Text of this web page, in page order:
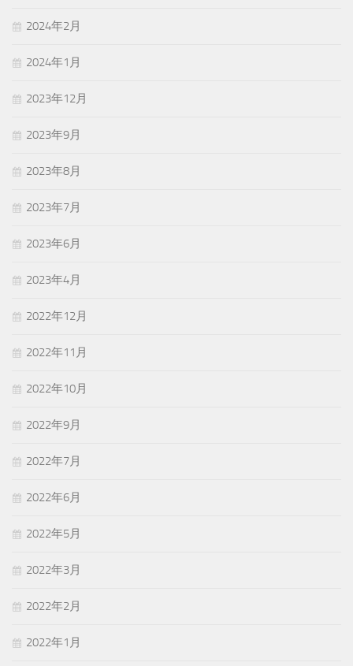
2024年2月
2024年1月
2023年12月
2023年9月
2023年8月
2023年7月
2023年6月
2023年4月
2022年12月
2022年11月
2022年10月
2022年9月
2022年7月
2022年6月
2022年5月
2022年3月
2022年2月
2022年1月